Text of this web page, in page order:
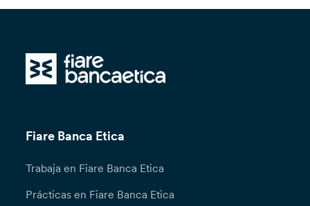
Fiare Banca Etica
Trabaja en Fiare Banca Etica
Prácticas en Fiare Banca Etica